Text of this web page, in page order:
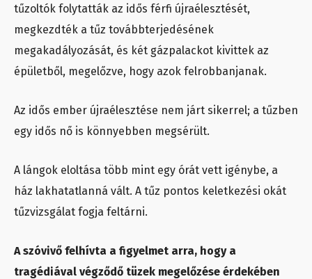
tűzoltók folytatták az idős férfi újraélesztését,
megkezdték a tűz továbbterjedésének
megakadályozását, és két gázpalackot kivittek az
épületből, megelőzve, hogy azok felrobbanjanak.
Az idős ember újraélesztése nem járt sikerrel; a tűzben
egy idős nő is könnyebben megsérült.
A lángok eloltása több mint egy órát vett igénybe, a
ház lakhatatlanná vált. A tűz pontos keletkezési okát
tűzvizsgálat fogja feltárni.
A szóvivő felhívta a figyelmet arra, hogy a
tragédiával végződő tüzek megelőzése érdekében